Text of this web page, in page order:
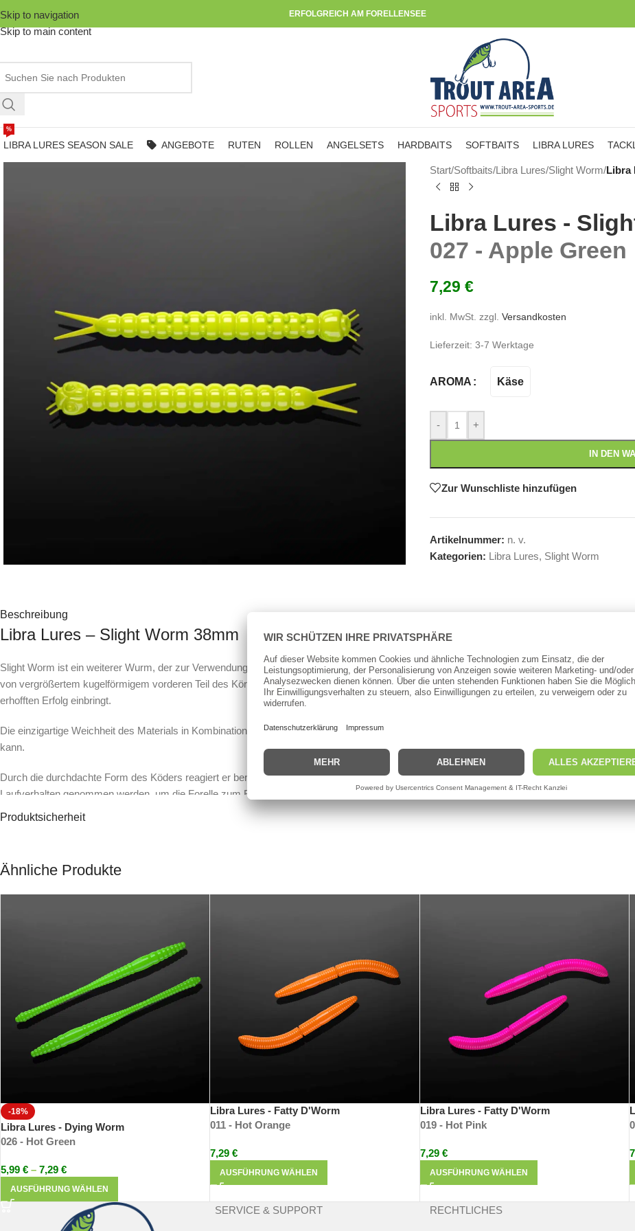
Skip to navigation
Skip to main content
ERFOLGREICH AM FORELLENSEE
LIBRA LURES SEASON SALE
%
ANGEBOTE RUTEN ROLLEN ANGELSETS HARDBAITS SOFTBAITS LIBRA LURES
Start/Softbaits/Libra Lures/Slight Worm/Libra
Libra Lures -
027 - Apple Green
7,29 €
inkl. MwSt. zzgl. Versandkosten
Lieferzeit: 3-7 Werktage
AROMA Käse
- +
IN DEN
Zur Wunschliste hinzufügen
Artikelnummer: n. v.
Kategorien: Libra Lures, Slight Worm
Beschreibung
Libra Lures – Slight Worm 38mm
Slight Worm ist ein weiterer Wurm, der zur Verwendung bei hohem Angeldruck konzipiert wurde. Die Konstruktion verwendet eine sehr
von vergrößertem kugelförmigem vorderen Teil des Körpers, so dass der Slight Worm mit der richtigen Anköderung und vorsichtig geführt,
erhofften Erfolg einbringt.
Die einzigartige Weichheit des Materials in Kombination mit dem verführerischen Aroma führt dazu, dass selbst die vorsichtigste Forelle dem
kann.
Durch die durchdachte Form des Köders reagiert er bereits auf die geringste Bewegung der Rutenspitze. Zusätzlich kann durch eine
Laufverhalten genommen werden, um die Forelle zum Biss zu verleiten.
Die breite Farbpalette bietet Dir die Möglichkeit auf alle Verhältnisse am Gewässer zu reagieren.
Die Produkte bestechen durch ihre einzigartige Gummimischung und der detailgetreuen Nachbildung von Insekten. Extrem weich und
somit haltbarer als andere Produkte.
Produktsicherheit
Ähnliche Produkte
-18%
Libra Lures - Dying Worm
026 - Hot Green
5,99 € – 7,29 €
AUSFÜHRUNG WÄHLEN
Libra Lures - Fatty D'Worm
011 - Hot Orange
7,29€
AUSFÜHRUNG WÄHLEN
Libra Lures - Fatty D'Worm
019 - Hot Pink
7,29 €
AUSFÜHRUNG WÄHLEN
SERVICE & SUPPORT RECHTLICHES